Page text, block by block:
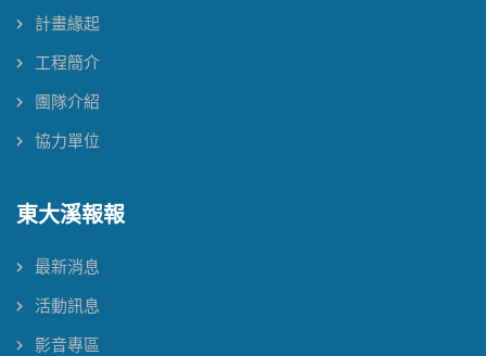
計畫緣起
工程簡介
團隊介紹
協力單位
東大溪報報
最新消息
活動訊息
影音專區